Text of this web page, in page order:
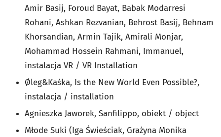
Amir Basij, Foroud Bayat, Babak Modarresi
Rohani, Ashkan Rezvanian, Behrost Basij, Behnam
Khorsandian, Armin Tajik, Amirali Monjar,
Mohammad Hossein Rahmani, Immanuel,
instalacja VR / VR Installation
Øleg&Kaśka, Is the New World Even Possible?,
instalacja / installation
Agnieszka Jaworek, Sanfilippo, obiekt / object
Młode Suki (Iga Świeściak, Grażyna Monika